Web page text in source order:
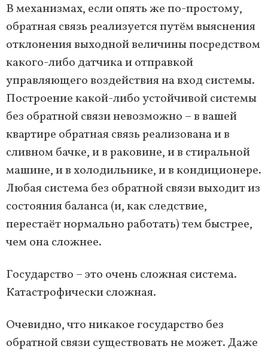
В механизмах, если опять же по-простому,
обратная связь реализуется путём выяснения
отклонения выходной величины посредством
какого-либо датчика и отправкой
управляющего воздействия на вход системы.
Построение какой-либо устойчивой системы
без обратной связи невозможно – в вашей
квартире обратная связь реализована и в
сливном бачке, и в раковине, и в стиральной
машине, и в холодильнике, и в кондиционере.
Любая система без обратной связи выходит из
состояния баланса (и, как следствие,
перестаёт нормально работать) тем быстрее,
чем она сложнее.
Государство – это очень сложная система.
Катастрофически сложная.
Очевидно, что никакое государство без
обратной связи существовать не может. Даже